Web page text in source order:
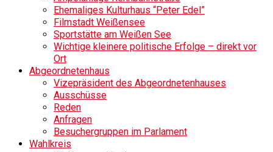
Ehemaliges Kulturhaus “Peter Edel”
Filmstadt Weißensee
Sportstätte am Weißen See
Wichtige kleinere politische Erfolge – direkt vor
Ort
Abgeordnetenhaus
Vizepräsident des Abgeordnetenhauses
Ausschüsse
Reden
Anfragen
Besuchergruppen im Parlament
Wahlkreis